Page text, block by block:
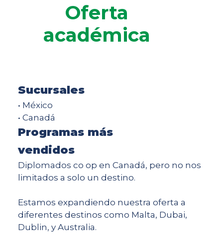
Oferta
académica
Sucursales
• México
• Canadá
Programas más
vendidos
Diplomados co op en Canadá, pero no nos
limitados a solo un destino.
Estamos expandiendo nuestra oferta a
diferentes destinos como Malta, Dubai,
Dublin, y Australia.